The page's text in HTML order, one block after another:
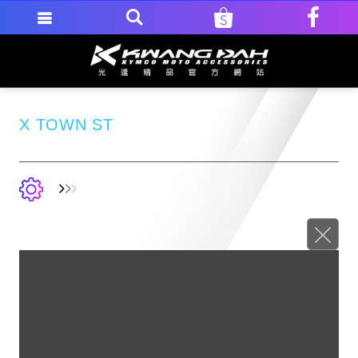
X TOWN ST